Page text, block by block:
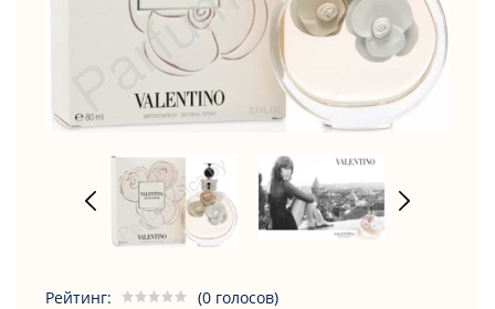
Рейтинг: (0 голосов)